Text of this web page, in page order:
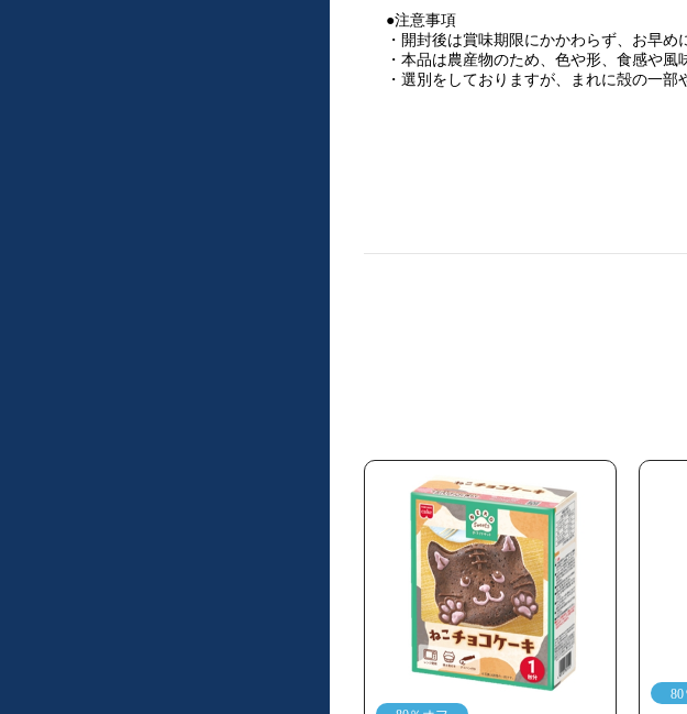
●注意事項
・開封後は賞味期限にかかわらず、お早め
・本品は農産物のため、色や形、食感や風
・選別をしておりますが、まれに殻の一